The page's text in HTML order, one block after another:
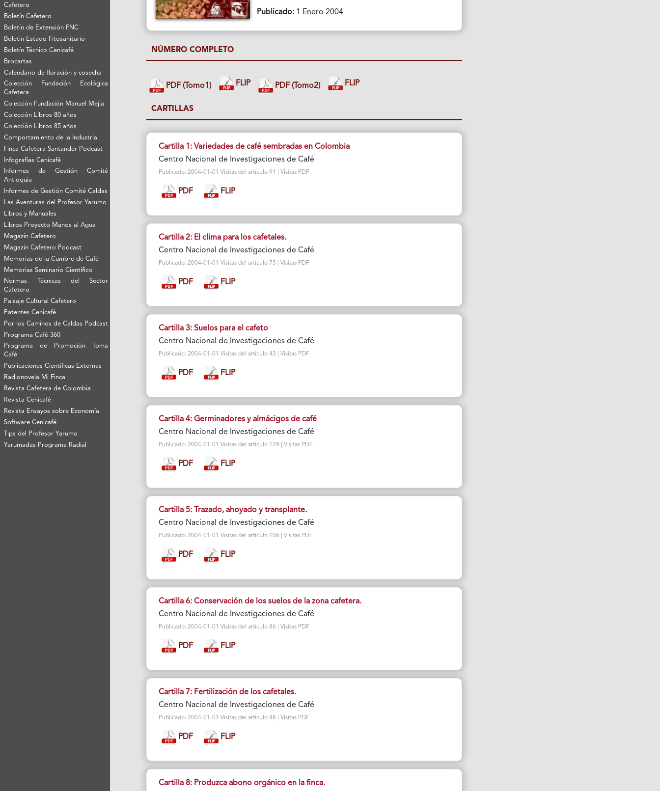
Cafetero
Boletín Cafetero
Boletín de Extensión FNC
Boletín Estado Fitosanitario
Boletín Técnico Cenicafé
Brocartas
Calendario de floración y cosecha
Colección Fundación Ecológica
Cafetera
Colección Fundación Manuel Mejía
Colección Libros 80 años
Colección Libros 85 años
Comportamiento de la Industria
Finca Cafetera Santander Podcast
Infografías Cenicafé
Informes de Gestión Comité
Antioquía
Informes de Gestión Comité Caldas
Las Aventuras del Profesor Yarumo
Libros y Manuales
Libros Proyecto Manos al Agua
Magazín Cafetero
Magazín Cafetero Podcast
Memorias de la Cumbre de Café
Memorias Seminario Científico
Normas Técnicas del Sector
Cafetero
Paisaje Cultural Cafetero
Patentes Cenicafé
Por los Caminos de Caldas Podcast
Programa Café 360
Programa de Promoción Toma
Café
Publicaciones Científicas Externas
Radionovela Mi Finca
Revista Cafetera de Colombia
Revista Cenicafé
Revista Ensayos sobre Economía
Software Cenicafé
Tips del Profesor Yarumo
Yarumadas Programa Radial
Publicado: 1 Enero 2004
NÚMERO COMPLETO
PDF (Tomo1) FLIP PDF (Tomo2) FLIP
CARTILLAS
Cartilla 1: Variedades de café sembradas en Colombia
Centro Nacional de Investigaciones de Café
Publicado: 2004-01-01 Visitas del artículo 91 | Visitas PDF
PDF FLIP
Cartilla 2: El clima para los cafetales.
Centro Nacional de Investigaciones de Café
Publicado: 2004-01-01 Visitas del artículo 75 | Visitas PDF
PDF FLIP
Cartilla 3: Suelos para el cafeto
Centro Nacional de Investigaciones de Café
Publicado: 2004-01-01 Visitas del artículo 43 | Visitas PDF
PDF FLIP
Cartilla 4: Germinadores y almácigos de café
Centro Nacional de Investigaciones de Café
Publicado: 2004-01-01 Visitas del artículo 129 | Visitas PDF
PDF FLIP
Cartilla 5: Trazado, ahoyado y transplante.
Centro Nacional de Investigaciones de Café
Publicado: 2004-01-01 Visitas del artículo 106 | Visitas PDF
PDF FLIP
Cartilla 6: Conservación de los suelos de la zona cafetera.
Centro Nacional de Investigaciones de Café
Publicado: 2004-01-01 Visitas del artículo 86 | Visitas PDF
PDF FLIP
Cartilla 7: Fertilización de los cafetales.
Centro Nacional de Investigaciones de Café
Publicado: 2004-01-01 Visitas del artículo 88 | Visitas PDF
PDF FLIP
Cartilla 8: Produzca abono orgánico en la finca.